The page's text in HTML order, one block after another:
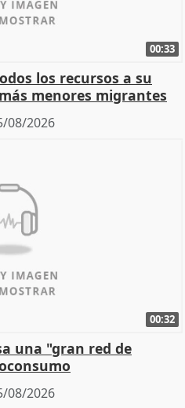
00:33
los recursos a su
menores migrantes
08/2026
00:32
una "gran red de
08/2026